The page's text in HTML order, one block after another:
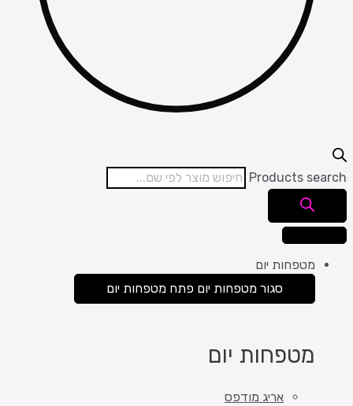
Products search
מטפחות יום
סגור מטפחות יום פתח מטפחות יום
מטפחות יום
אריג מודפס